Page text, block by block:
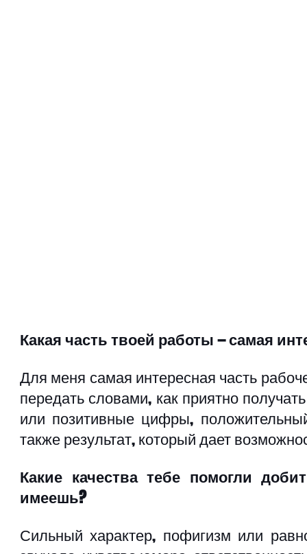
Какая часть твоей работы — самая
Для меня самая интересная часть
передать словами, как приятно
или позитивные цифры,
также результат, который дает
Какие качества тебе помогли
имеешь?
Сильный характер, пофигизм или